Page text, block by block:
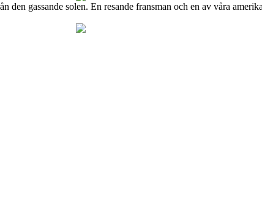
den gassande solen. En resande fransman och en av våra